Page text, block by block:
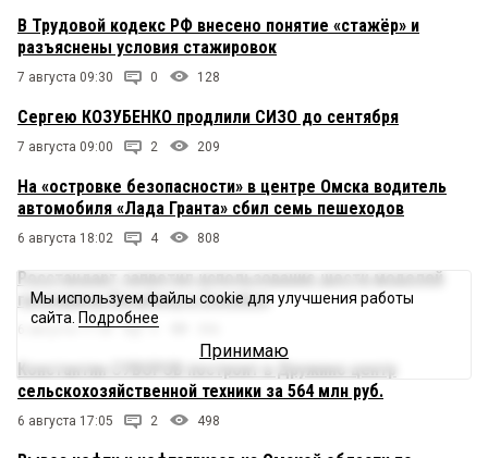
В Трудовой кодекс РФ внесено понятие «стажёр» и
разъяснены условия стажировок
7 августа 09:30 0 128
Сергею КОЗУБЕНКО продлили СИЗО до сентября
7 августа 09:00 2 209
На «островке безопасности» в центре Омска водитель
автомобиля «Лада Гранта» сбил семь пешеходов
6 августа 18:02 4 808
Росстандарт запретил использование шести моделей
грузовиков Dongfeng и Zoomlion
6 августа 17:30 0
Константин СУВОРОВ построит в Дружино центр
сельскохозяйственной техники за 564 млн руб.
6 августа 17:05 2 498
Мы используем файлы cookie для улучшения работы
сайта. Подробнее
Принимаю